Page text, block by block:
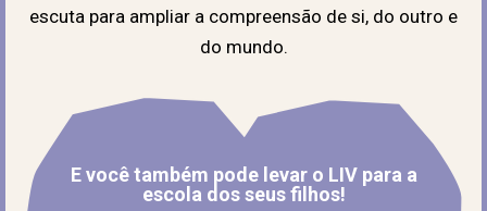
escuta para ampliar a compreensão de si, do outro e
do mundo.
E você também pode levar o LIV para a
escola dos seus filhos!